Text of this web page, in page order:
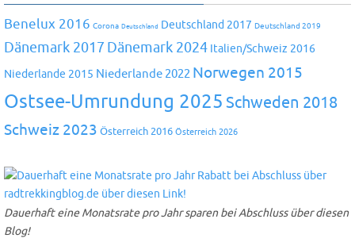
Benelux 2016 Corona Deutschland Deutschland 2017 Deutschland 2019
Dänemark 2017 Dänemark 2024 Italien/Schweiz 2016
Niederlande 2015 Niederlande 2022 Norwegen 2015
Ostsee-Umrundung 2025 Schweden 2018
Schweiz 2023 Österreich 2016 Österreich 2026
Dauerhaft eine Monatsrate pro Jahr sparen bei Abschluss über diesen
Blog!